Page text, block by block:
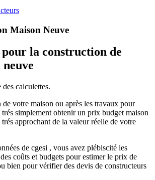
Maison Neuve
la construction de
calculettes.
votre maison ou après les travaux pour
simplement obtenir un prix budget maison
approchant de la valeur réelle de votre
de cgesi , vous avez plébiscité les
coûts et budgets pour estimer le prix de
bien pour vérifier des devis de constructeurs